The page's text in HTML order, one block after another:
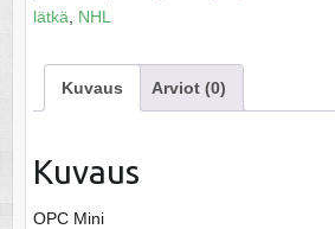
2017-
määrä
lätkä
NHL
Kuvaus Arviot (0)
Kuvaus
OPC Mini